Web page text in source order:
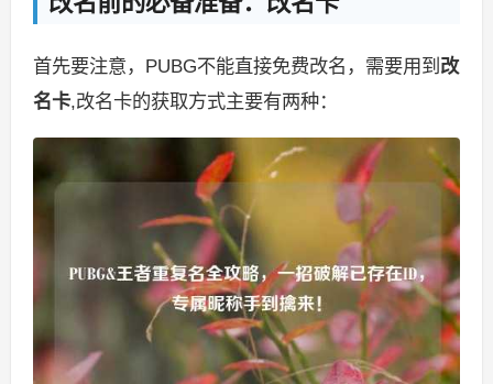
首先要注意，PUBG不能直接免费改名，需要用到 改
名卡,改名卡的获取方式主要有两种：